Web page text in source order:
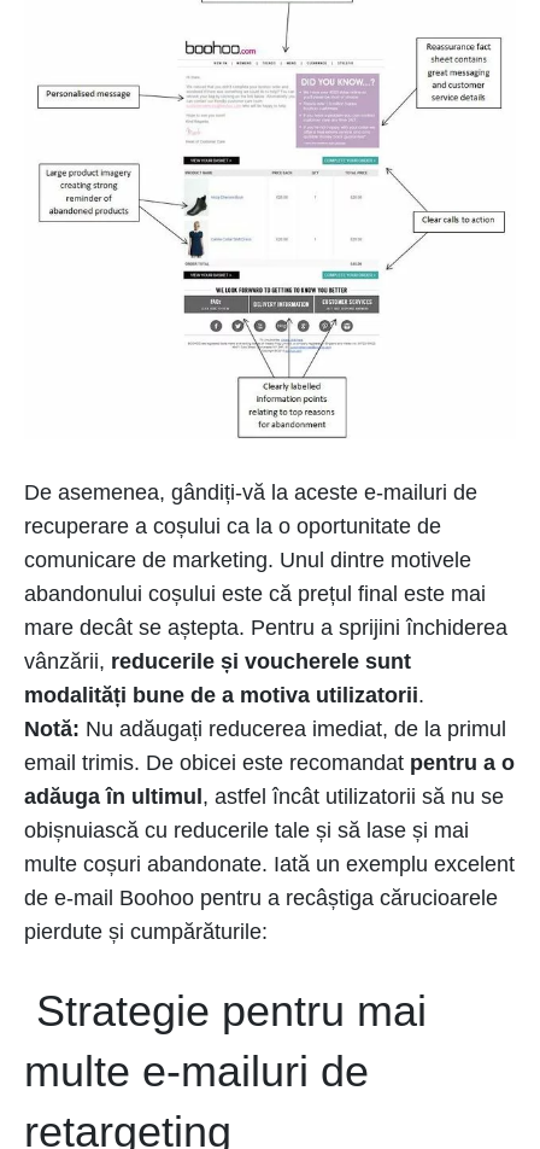
De asemenea, gândiți-vă la aceste e-mailuri de
recuperare a coșului ca la o oportunitate de
comunicare de marketing. Unul dintre motivele
abandonului coșului este că prețul final este mai
mare decât se aștepta. Pentru a sprijini închiderea
vânzării, reducerile și voucherele sunt
modalități bune de a motiva utilizatorii.
Notă: Nu adăugați reducerea imediat, de la primul
email trimis. De obicei este recomandat pentru a o
adăuga în ultimul , astfel încât utilizatorii să nu se
obișnuiască cu reducerile tale și să lase și mai
multe coșuri abandonate. Iată un exemplu excelent
de e-mail Boohoo pentru a recâștiga cărucioarele
pierdute și cumpărăturile:
Strategie pentru mai
multe e-mailuri de
retargeting